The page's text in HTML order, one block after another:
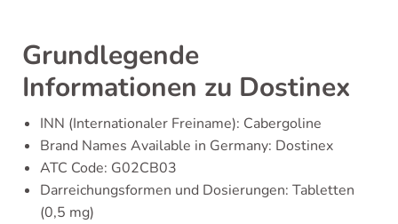
Grundlegende
Informationen zu Dostinex
INN (Internationaler Freiname): Cabergoline
Brand Names Available in Germany: Dostinex
ATC Code: G02CB03
Darreichungsformen und Dosierungen: Tabletten
(0,5 mg)